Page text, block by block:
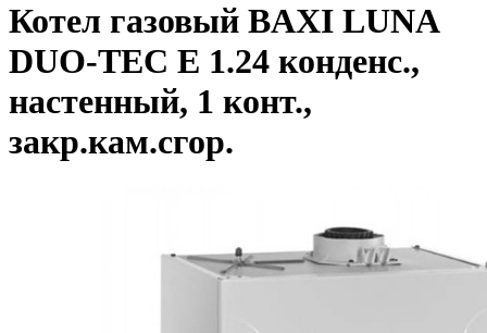
Котел газовый BAXI LUNA
DUO-TEC E 1.24 конденс.,
настенный, 1 конт.,
закр.кам.сгор.